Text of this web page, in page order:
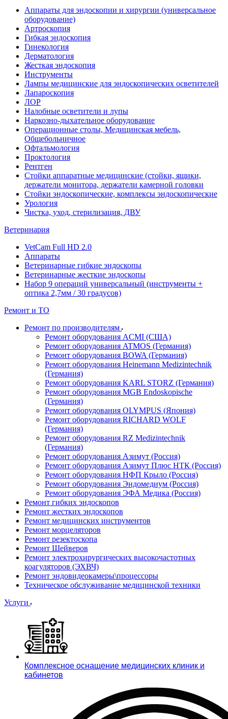
Аппараты для эндоскопии и хирургии (универсальное
оборудование)
Артроскопия
Гибкая эндоскопия
Гинекология
Дерматология
Жесткая эндоскопия
Инструменты
Лампы медицинские для эндоскопических осветителей
Лапароскопия
ЛОР
Налобные осветители и лупы
Наркозно-дыхательное оборудование
Операционные столы, Медицинская мебель,
Общебольничное
Офтальмология
Проктология
Рентген
Стойки аппаратные медицинские (стойки, ящики,
держатели монитора, держатели камерной головки
Стойки эндоскопические, комплексы эндоскопические
Урология
Чистка, уход, стерилизация, ДВУ
Ветеринария
VetCam Full HD 2.0
Аппараты
Ветеринарные гибкие эндоскопы
Ветеринарные жесткие эндоскопы
Набор 9 операций универсальный (инструменты +
оптика 2,7мм / 30 градусов)
Ремонт и ТО
Ремонт по производителям
Ремонт оборудования ACMI (США)
Ремонт оборудования ATMOS (Германия)
Ремонт оборудования BOWA (Германия)
Ремонт оборудования Heinemann Medizintechnik
(Германия)
Ремонт оборудования KARL STORZ (Германия)
Ремонт оборудования MGB Endoskopische
(Германия)
Ремонт оборудования OLYMPUS (Япония)
Ремонт оборудования RICHARD WOLF
(Германия)
Ремонт оборудования RZ Medizintechnik
(Германия)
Ремонт оборудования Азимут (Россия)
Ремонт оборудования Азимут Плюс НТК (Россия)
Ремонт оборудования НФП Крыло (Россия)
Ремонт оборудования Эндомедиум (Россия)
Ремонт оборудования ЭФА Медика (Россия)
Ремонт гибких эндоскопов
Ремонт жестких эндоскопов
Ремонт медицинских инструментов
Ремонт морцеляторов
Ремонт резектоскопа
Ремонт Шейверов
Ремонт электрохирургических высокочастотных
коагуляторов (ЭХВЧ)
Ремонт эндовидеокамеры\процессоры
Техническое обслуживание медицинской техники
Услуги
Комплексное оснащение медицинских клиник и
кабинетов